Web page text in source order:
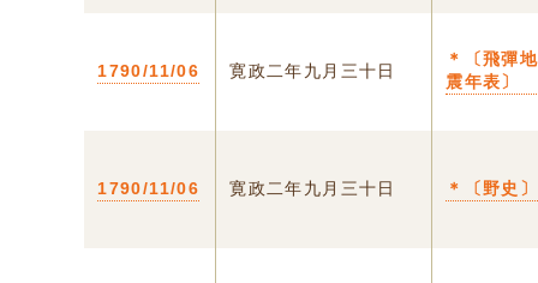
1790/11/06 寛政二年九月三十日
＊〔飛彈地
震年表〕
1790/11/06 寛政二年九月三十日 ＊〔野史〕